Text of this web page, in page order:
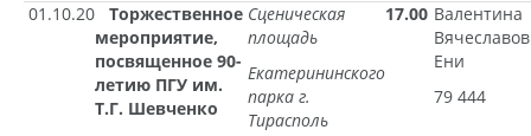
01.10.20 Торжественное
мероприятие,
посвященное 90-
летию ПГУ им.
Т.Г. Шевченко
Сценическая
площадь
Екатерининского
парка г.
Тирасполь
17.00 Валентина
Ени
79 444